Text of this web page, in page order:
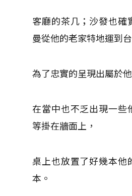
客廳的茶几；沙發也
曼從他的老家特地運到台
為了忠實的呈現出屬於
在當中也不乏出現一些
等掛在牆面上，
桌上也放置了好幾本他
本。